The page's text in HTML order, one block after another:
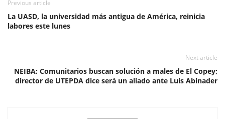
Previous article
La UASD, la universidad más antigua de América, reinicia
labores este lunes
Next article
NEIBA: Comunitarios buscan solución a males de El Copey;
director de UTEPDA dice será un aliado ante Luis Abinader